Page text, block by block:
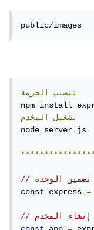
public/images
تنصيب
الحزمة
تشغيل
المخدم
node server.js
// تضمين الوحدة
const
express =
// إنشاء المخدم